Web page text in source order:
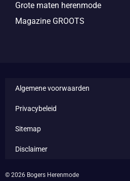
Grote maten herenmode
Magazine GROOTS
© 2026 Bogers Herenmode
Algemene voorwaarden
Privacybeleid
Sitemap
Disclaimer